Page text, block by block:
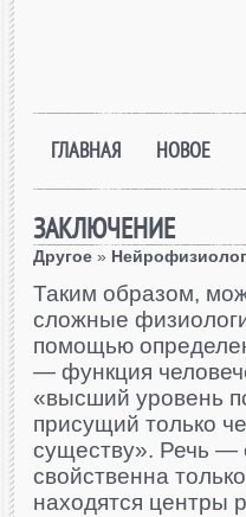
ГЛАВНАЯ НОВОЕ
ЗАКЛЮЧЕНИЕ
Другое »
Таким образом,
сложные
помощью
— функция
«высший уровень
присущий только
существу». Речь —
свойственна
находятся центры